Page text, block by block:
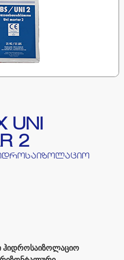
UNI
2
ჰიდროსაიზოლაციო